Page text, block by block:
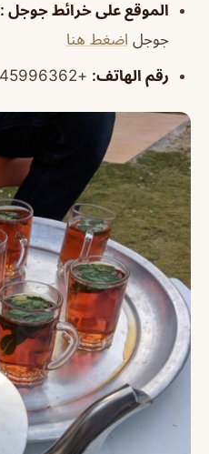
الموقع على خرائط جوجل :
جوجل اضغط هنا
رقم الهاتف: +966545996362